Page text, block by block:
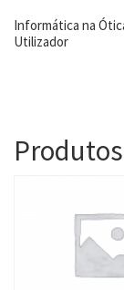
Informática na
Utilizador